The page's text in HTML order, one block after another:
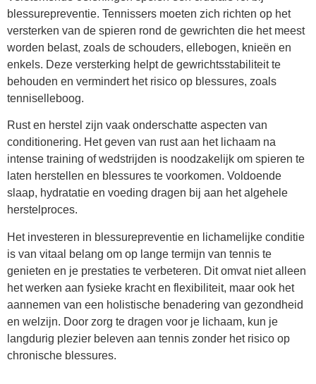
blessurepreventie. Tennissers moeten zich richten op het
versterken van de spieren rond de gewrichten die het meest
worden belast, zoals de schouders, ellebogen, knieën en
enkels. Deze versterking helpt de gewrichtsstabiliteit te
behouden en vermindert het risico op blessures, zoals
tenniselleboog.
Rust en herstel zijn vaak onderschatte aspecten van
conditionering. Het geven van rust aan het lichaam na
intense training of wedstrijden is noodzakelijk om spieren te
laten herstellen en blessures te voorkomen. Voldoende
slaap, hydratatie en voeding dragen bij aan het algehele
herstelproces.
Het investeren in blessurepreventie en lichamelijke conditie
is van vitaal belang om op lange termijn van tennis te
genieten en je prestaties te verbeteren. Dit omvat niet alleen
het werken aan fysieke kracht en flexibiliteit, maar ook het
aannemen van een holistische benadering van gezondheid
en welzijn. Door zorg te dragen voor je lichaam, kun je
langdurig plezier beleven aan tennis zonder het risico op
chronische blessures.